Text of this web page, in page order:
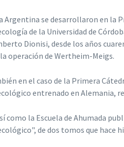
Argentina se desarrollaron en la
de la Universidad de
Dionisi, desde los años
operación de Wertheim-Meigs.
en el caso de la Primera
entrenado en Alemania,
como la Escuela de Ahumada
de dos tomos que hace